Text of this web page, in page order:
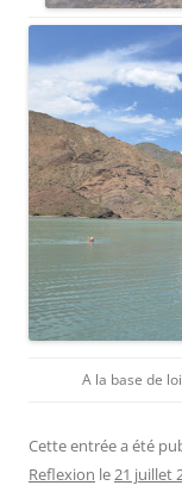
A la base de
Cette entrée a été
Reflexion le21 juillet